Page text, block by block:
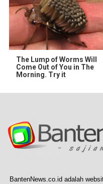
The Lump of Worms Will
Come Out of You in The
Morning. Try it
BantenNews.co.id adalah